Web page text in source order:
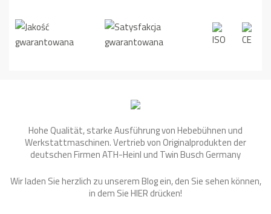
Hohe Qualität, starke Ausführung von Hebebühnen und
Werkstattmaschinen. Vertrieb von Originalprodukten der
deutschen Firmen ATH-Heinl und Twin Busch Germany
Wir laden Sie herzlich zu unserem Blog ein, den Sie sehen können,
in dem SieHIER drücken!